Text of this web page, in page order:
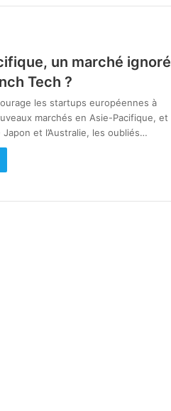
un marché ignoré
Tech ?
les startups européennes à
marchés en Asie-Pacifique, et
et l’Australie, les oubliés…